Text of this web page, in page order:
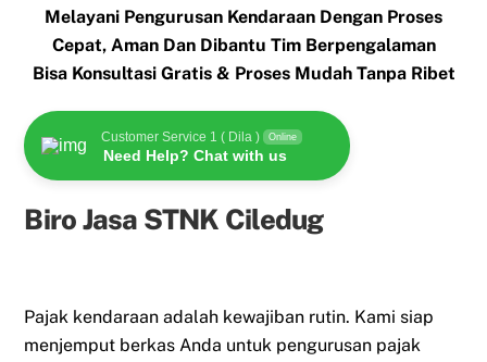
Melayani Pengurusan Kendaraan Dengan Proses
Cepat, Aman Dan Dibantu Tim Berpengalaman
Bisa Konsultasi Gratis & Proses Mudah Tanpa Ribet
Customer Service 1 ( Dila ) Online
Need Help? Chat with us
Biro Jasa STNK Ciledug
Pajak kendaraan adalah kewajiban rutin. Kami siap
menjemput berkas Anda untuk pengurusan pajak